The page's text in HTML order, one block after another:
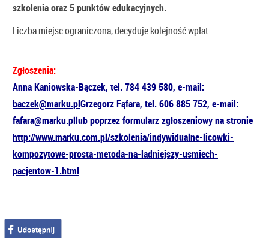
szkolenia oraz 5 punktów edukacyjnych.
Liczba miejsc ograniczona, decyduje kolejność wpłat.
Zgłoszenia:
Anna Kaniowska-Bączek, tel. 784 439 580, e-mail:
baczek@marku.plGrzegorz Fąfara, tel. 606 885 752, e-mail:
fafara@marku.pllub poprzez formularz zgłoszeniowy na stronie
http://www.marku.com.pl/szkolenia/indywidualne-licowki-
kompozytowe-prosta-metoda-na-ladniejszy-usmiech-
pacjentow-1.html